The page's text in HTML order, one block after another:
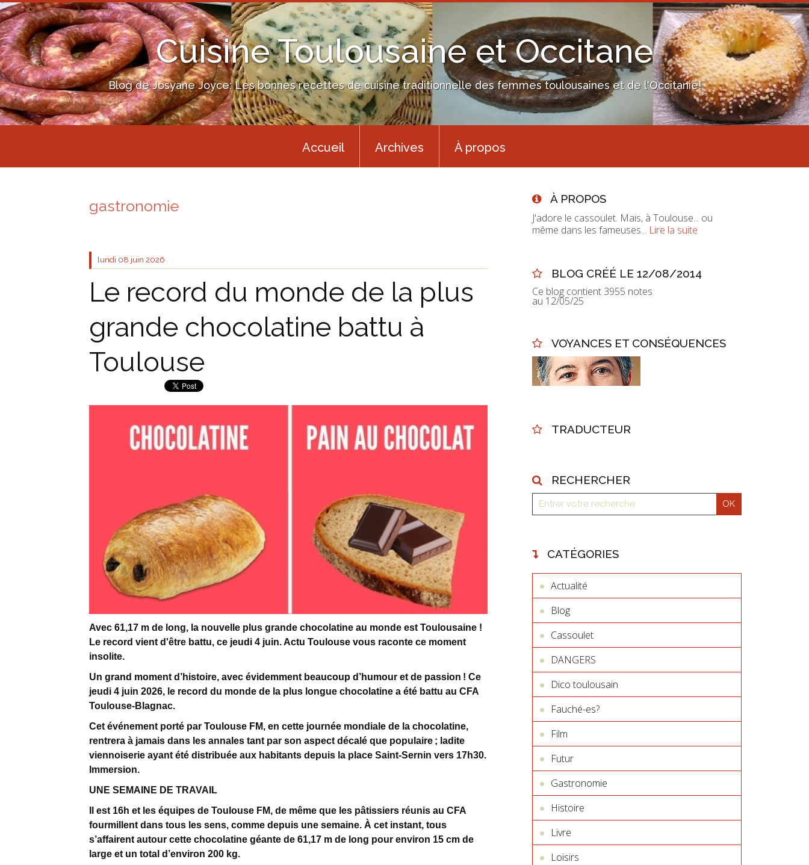
Cuisine Toulousaine et Occitane
Blog de Josyane Joyce: Les bonnes recettes de cuisine traditionnelle des femmes toulousaines et de l'Occitanie!
Accueil Archives À propos
gastronomie
lundi 08 juin 2026
Le record du monde de la plus
grande chocolatine battu à
Toulouse
Avec 61,17 m de long, la nouvelle plus grande chocolatine au monde est Toulousaine !
Le record vient d'être battu, ce jeudi 4 juin. Actu Toulouse vous raconte ce moment
insolite.
Un grand moment d’histoire, avec évidemment beaucoup d’humour et de passion ! Ce
jeudi 4 juin 2026, le record du monde de la plus longue chocolatine a été battu au CFA
Toulouse-Blagnac.
Cet événement porté par Toulouse FM, en cette journée mondiale de la chocolatine,
rentrera à jamais dans les annales tant par son aspect décalé que populaire ; ladite
viennoiserie ayant été distribuée aux habitants depuis la place Saint-Sernin vers 17h30.
Immersion.
UNE SEMAINE DE TRAVAIL
Il est 16h et les équipes de Toulouse FM, de même que les pâtissiers réunis au CFA
fourmillent dans tous les sens, comme depuis une semaine. À cet instant, tous
s’affairent autour cette chocolatine géante de 61,17 m de long pour environ 15 cm de
large et un total d’environ 200 kg.
À PROPOS
J'adore le cassoulet. Mais, à Toulouse... ou
même dans les fameuses... Lire la suite
BLOG CRÉÉ LE 12/08/2014
Ce blog contient 3955 notes
au 12/05/25
VOYANCES ET CONSÉQUENCES
TRADUCTEUR
RECHERCHER
CATÉGORIES
Actualité
Blog
Cassoulet
DANGERS
Dico toulousain
Fauché-es?
Film
Futur
Gastronomie
Histoire
Livre
Loisirs